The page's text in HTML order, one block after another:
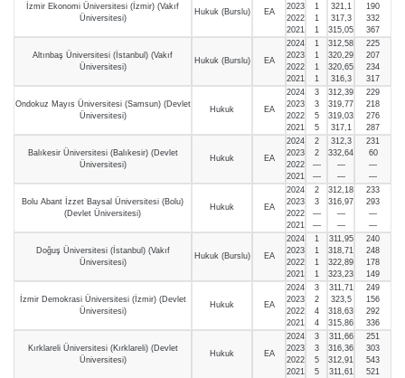
İzmir Ekonomi Üniversitesi (İzmir) (Vakıf
Üniversitesi)
Hukuk (Burslu) EA
2023
2022
2021
1
1
1
321,1
317,3
315,05
190
332
367
Altınbaş Üniversitesi (İstanbul) (Vakıf
Üniversitesi)
Hukuk (Burslu) EA
2024
2023
2022
2021
1
1
1
1
312,58
320,29
320,65
316,3
225
207
234
317
Ondokuz Mayıs Üniversitesi (Samsun) (Devlet
Üniversitesi)
Hukuk EA
2024
2023
2022
2021
3
3
5
5
312,39
319,77
319,03
317,1
229
218
276
287
Balıkesir Üniversitesi (Balıkesir) (Devlet
Üniversitesi)
Hukuk EA
2024
2023
2022
2021
2
2
—
—
312,3
332,64
—
—
231
60
—
—
Bolu Abant İzzet Baysal Üniversitesi (Bolu)
(Devlet Üniversitesi)
Hukuk EA
2024
2023
2022
2021
2
3
—
—
312,18
316,97
—
—
233
293
—
—
Doğuş Üniversitesi (İstanbul) (Vakıf
Üniversitesi)
Hukuk (Burslu) EA
2024
2023
2022
2021
1
1
1
1
311,95
318,71
322,89
323,23
240
248
178
149
İzmir Demokrasi Üniversitesi (İzmir) (Devlet
Üniversitesi)
Hukuk EA
2024
2023
2022
2021
3
2
4
4
311,71
323,5
318,63
315,86
249
156
292
336
Kırklareli Üniversitesi (Kırklareli) (Devlet
Üniversitesi)
Hukuk EA
2024
2023
2022
2021
3
3
5
5
311,66
316,36
312,91
311,61
251
303
543
521